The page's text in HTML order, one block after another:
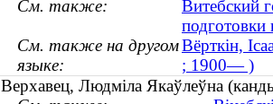
См. также:
Витебский
См. также на другом
языке:
Вёрткін,
; 1900— )
Верхавец, Людміла Якаўлеўна